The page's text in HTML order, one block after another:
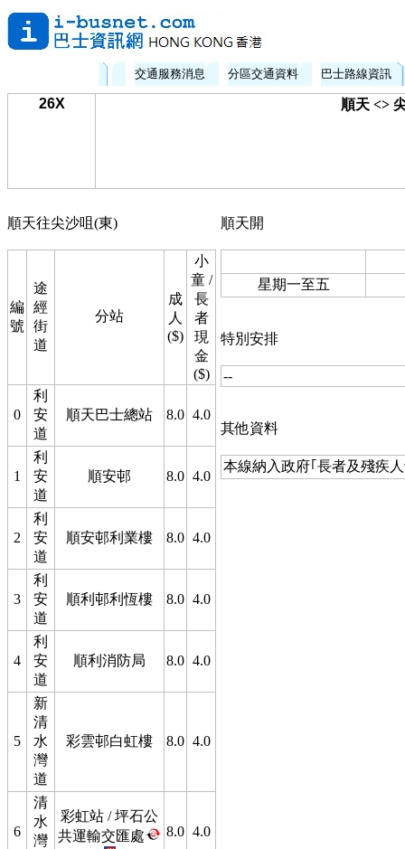
交通服務消息 分區交通資料 巴士路線資訊
26X 順天 <>
順天往尖沙咀(東)
編
號
途
經
街
道
分站
成
人
($)
小
童 /
長
者
現
金
($)
0
利
安
道
順天巴士總站 8.0 4.0
1
利
安
道
順安邨 8.0 4.0
2
利
安
道
順安邨利業樓 8.0 4.0
3
利
安
道
順利邨利恆樓 8.0 4.0
4
利
安
道
順利消防局 8.0 4.0
5
新
清
水
灣
道
彩雲邨白虹樓 8.0 4.0
6
清
水
灣
彩虹站 / 坪石公
共運輸交匯處
8.0 4.0
順天開
星期一至五
特別安排
--
其他資料
本線納入政府｢長者及殘疾